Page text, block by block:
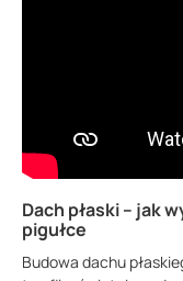
Dach płaski – jak
pigułce
Budowa dachu